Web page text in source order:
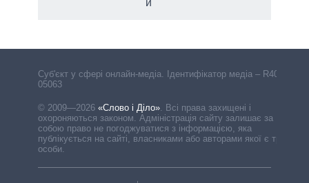
й
Cуб'єкт у сфері онлайн-медіа. Ідентифікатор медіа – R40-
05063
© 2009—2026 «Слово і Діло»
Всі права захищені і
охороняються законом. Адміністрація сайту залишає за
собою право не погоджуватися з інформацією, яка
публікується на сайті, власниками або авторами якої є треті
особи.